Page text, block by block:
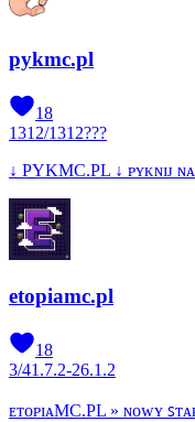
pykmc.pl
18
1312/1312???
↓ PYKMC.PL ↓ ᴘʏᴋɴɪᴊ
etopiamc.pl
18
3/41.7.2-26.1.2
ᴇᴛᴏᴘɪᴀMC.PL » ɴᴏᴡʏ